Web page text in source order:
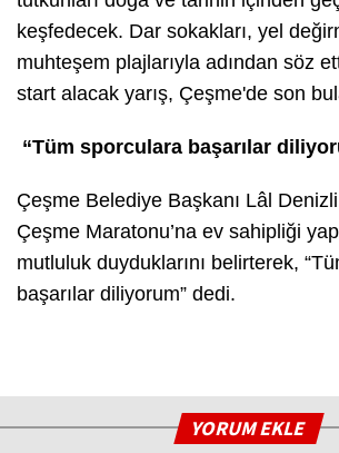
keşfedecek. Dar sokakları, yel
muhteşem plajlarıyla adından söz
start alacak yarış, Çeşme'de son
“Tüm sporculara başarılar
Çeşme Belediye Başkanı Lâl
Çeşme Maratonu’na ev sahipliği
mutluluk duyduklarını belirterek,
başarılar diliyorum” dedi.
YORUM EKLE